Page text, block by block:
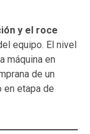
y el roce
equipo. El nivel
máquina en
de un
en etapa de